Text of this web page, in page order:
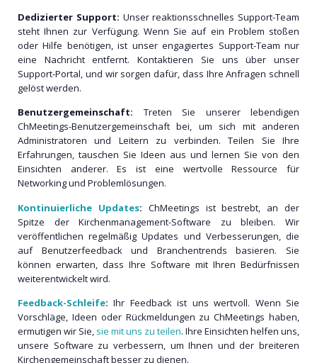
Dedizierter Support: Unser reaktionsschnelles Support-Team
steht Ihnen zur Verfügung. Wenn Sie auf ein Problem stoßen
oder Hilfe benötigen, ist unser engagiertes Support-Team nur
eine Nachricht entfernt. Kontaktieren Sie uns über unser
Support-Portal, und wir sorgen dafür, dass Ihre Anfragen schnell
gelöst werden.
Benutzergemeinschaft: Treten Sie unserer lebendigen
ChMeetings-Benutzergemeinschaft bei, um sich mit anderen
Administratoren und Leitern zu verbinden. Teilen Sie Ihre
Erfahrungen, tauschen Sie Ideen aus und lernen Sie von den
Einsichten anderer. Es ist eine wertvolle Ressource für
Networking und Problemlösungen.
Kontinuierliche Updates: ChMeetings ist bestrebt, an der
Spitze der Kirchenmanagement-Software zu bleiben. Wir
veröffentlichen regelmäßig Updates und Verbesserungen, die
auf Benutzerfeedback und Branchentrends basieren. Sie
können erwarten, dass Ihre Software mit Ihren Bedürfnissen
weiterentwickelt wird.
Feedback-Schleife:Ihr Feedback ist uns wertvoll. Wenn Sie
Vorschläge, Ideen oder Rückmeldungen zu ChMeetings haben,
ermutigen wir Sie, sie mit uns zu teilen. Ihre Einsichten helfen uns,
unsere Software zu verbessern, um Ihnen und der breiteren
Kirchengemeinschaft besser zu dienen.